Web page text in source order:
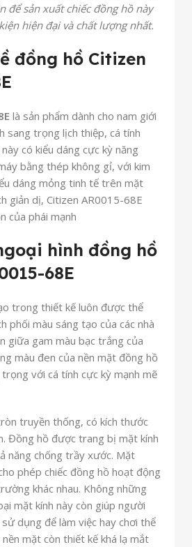
để sản xuất chiếc đồng hồ này
hiện đại và chất lượng nhất.
đồng hồ Citizen
là sản phẩm dành cho nam giới
sang trọng lịch thiệp, cá tính
có kiểu dáng cực kỳ năng
bằng thép không gỉ, với kim
dáng mỏng tinh tế trên mặt
giản dị, Citizen AR0015-68E
của phái mạnh
hình đồng hồ
68E
trong thiết kế luôn được thể
phối màu sáng tạo của các nhà
giữa gam màu bạc trắng của
màu đen của nền mặt đồng hồ
với cá tính cực kỳ mạnh mẽ
truyền thống, có kích thước
Đồng hồ được trang bị mặt kính
năng chống trầy xước. Mặt
phép chiếc đồng hồ hoạt động
khác nhau. Không những
mặt kính này còn giúp người
dụng để làm việc hay chơi thể
mặt còn thiết kế khá lạ mắt